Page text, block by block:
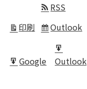
印刷
表
RSS
Subscribe
Outlook
Export
Google
for
Outlook